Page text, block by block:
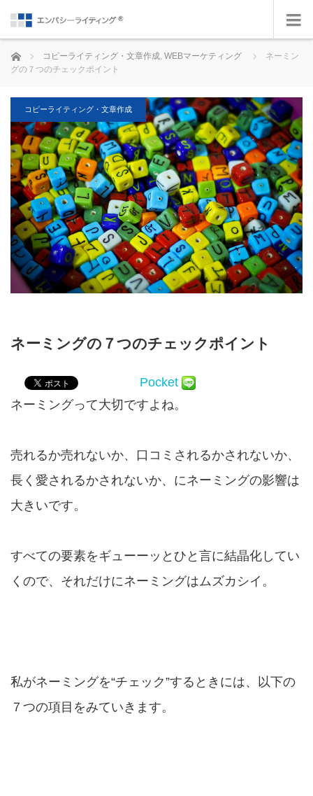
ホーム コピーライティング・文章作成, WEBマーケティング
ネーミン
グの７つのチェックポイント
コピーライティング・文章作成
ネーミングの７つのチェックポイント
Pocket
ネーミングって大切ですよね。
売れるか売れないか、口コミされるかされないか、
長く愛されるかされないか、にネーミングの影響は
大きいです。
すべての要素をギューーッと ひと言に結晶化 してい
くので、それだけにネーミングはムズカシイ。
私がネーミングを“チェック”するときには、以下の
７つの項目をみていきます。